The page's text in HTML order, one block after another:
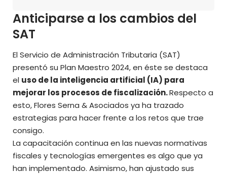
Anticiparse a los cambios del
SAT
El Servicio de Administración Tributaria (SAT)
presentó su Plan Maestro 2024, en éste se destaca
el uso de la inteligencia artificial (IA) para
mejorar los procesos de fiscalización.Respecto a
esto, Flores Serna & Asociados ya ha trazado
estrategias para hacer frente a los retos que trae
consigo.
La capacitación continua en las nuevas normativas
fiscales y tecnologías emergentes es algo que ya
han implementado. Asimismo, han ajustado sus